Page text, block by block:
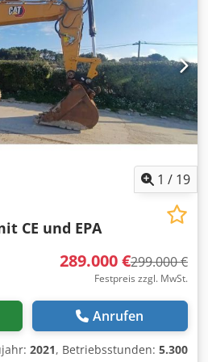
Load-Sensing
für Anbaugeräte
und eine sehr gute
1 / 19
CE und EPA
289.000 €299.000 €
Festpreis zzgl. MwSt.
Anrufen
2021, Betriebsstunden: 5.300